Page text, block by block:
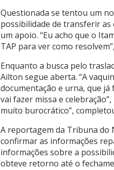
Questionada se tentou um
possibilidade de transferir as
um apoio. “Eu acho que o
TAP para ver como
Enquanto a busca pelo
Ailton segue aberta. “A
documentação e urna, que
vai fazer missa e
muito burocrático”,
A reportagem da Tribuna do
confirmar as informações
informações sobre a
obteve retorno até o